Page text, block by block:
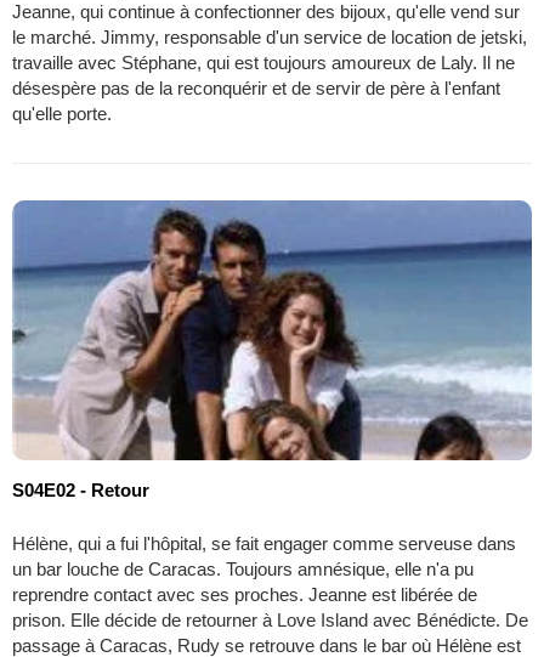
Jeanne, qui continue à confectionner des bijoux, qu'elle vend sur
le marché. Jimmy, responsable d'un service de location de jetski,
travaille avec Stéphane, qui est toujours amoureux de Laly. Il ne
désespère pas de la reconquérir et de servir de père à l'enfant
qu'elle porte.
S04E02 - Retour
Hélène, qui a fui l'hôpital, se fait engager comme serveuse dans
un bar louche de Caracas. Toujours amnésique, elle n'a pu
reprendre contact avec ses proches. Jeanne est libérée de
prison. Elle décide de retourner à Love Island avec Bénédicte. De
passage à Caracas, Rudy se retrouve dans le bar où Hélène est